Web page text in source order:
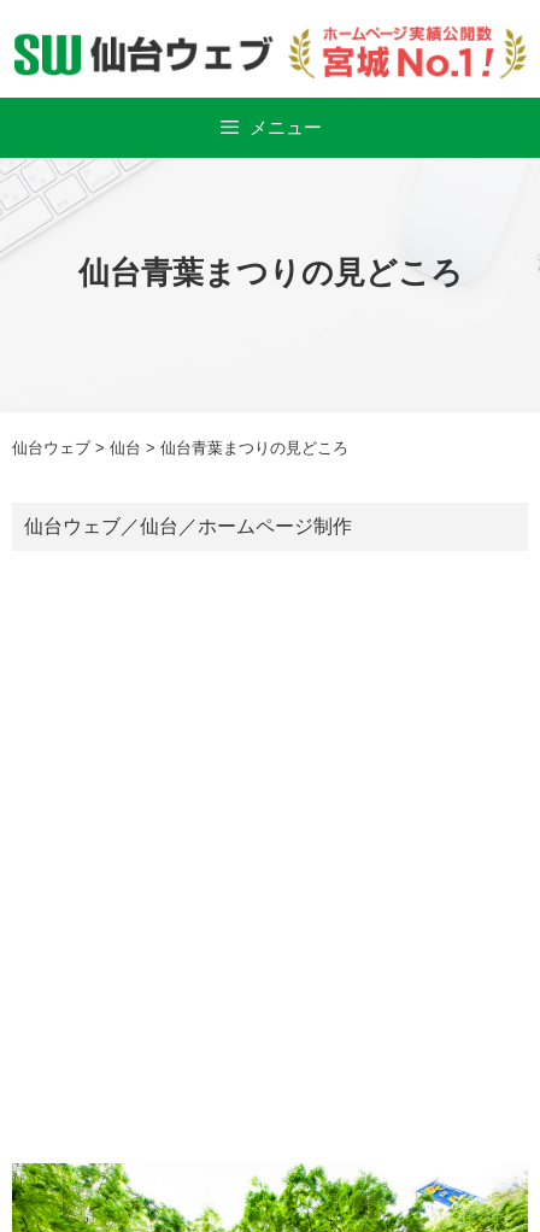
メニュー
仙台青葉まつりの見どころ
仙台ウェブ > 仙台 > 仙台青葉まつりの見どころ
仙台ウェブ ／仙台 ／ホームページ制作